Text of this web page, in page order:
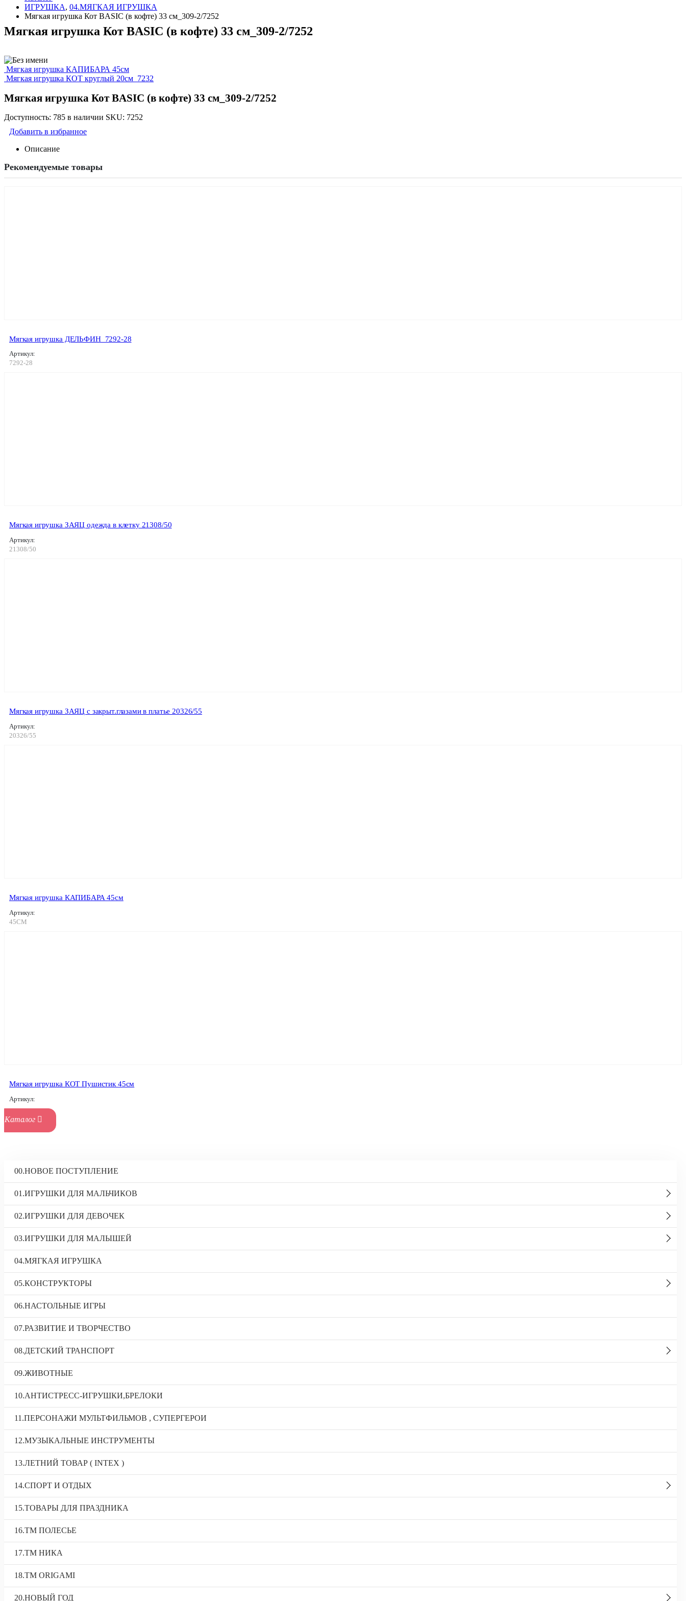
ИГРУШКА, 04.МЯГКАЯ ИГРУШКА
Мягкая игрушка Кот BASIC (в кофте) 33 см_309-2/7252
Мягкая игрушка Кот BASIC (в кофте) 33 см_309-2/7252
Мягкая игрушка КАПИБАРА 45см
Мягкая игрушка КОТ круглый 20см_7232
Мягкая игрушка Кот BASIC (в кофте) 33 см_309-2/7252
Доступность: 785 в наличии SKU: 7252
Добавить в избранное
Описание
Рекомендуемые товары
Мягкая игрушка ДЕЛЬФИН_7292-28
Артикул:
7292-28
Мягкая игрушка ЗАЯЦ одежда в клетку 21308/50
Артикул:
21308/50
Мягкая игрушка ЗАЯЦ с закрыт.глазами в платье 20326/55
Артикул:
20326/55
Мягкая игрушка КАПИБАРА 45см
Артикул:
45СМ
Мягкая игрушка КОТ Пушистик 45см
Артикул:
00.НОВОЕ ПОСТУПЛЕНИЕ
01.ИГРУШКИ ДЛЯ МАЛЬЧИКОВ
02.ИГРУШКИ ДЛЯ ДЕВОЧЕК
03.ИГРУШКИ ДЛЯ МАЛЫШЕЙ
04.МЯГКАЯ ИГРУШКА
05.КОНСТРУКТОРЫ
06.НАСТОЛЬНЫЕ ИГРЫ
07.РАЗВИТИЕ И ТВОРЧЕСТВО
08.ДЕТСКИЙ ТРАНСПОРТ
09.ЖИВОТНЫЕ
10.АНТИСТРЕСС-ИГРУШКИ,БРЕЛОКИ
11.ПЕРСОНАЖИ МУЛЬТФИЛЬМОВ , СУПЕРГЕРОИ
12.МУЗЫКАЛЬНЫЕ ИНСТРУМЕНТЫ
13.ЛЕТНИЙ ТОВАР ( INTEX )
14.СПОРТ И ОТДЫХ
15.ТОВАРЫ ДЛЯ ПРАЗДНИКА
16.ТМ ПОЛЕСЬЕ
17.ТМ НИКА
18.TM ORIGAMI
20.НОВЫЙ ГОД